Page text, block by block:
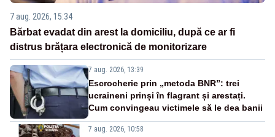
7 aug. 2026, 15:34
Bărbat evadat din arest la domiciliu, după ce ar fi
distrus brățara electronică de monitorizare
7 aug. 2026, 13:39
Escrocherie prin „metoda BNR”: trei
ucraineni prinși în flagrant și arestați.
Cum convingeau victimele să le dea banii
7 aug. 2026, 10:58